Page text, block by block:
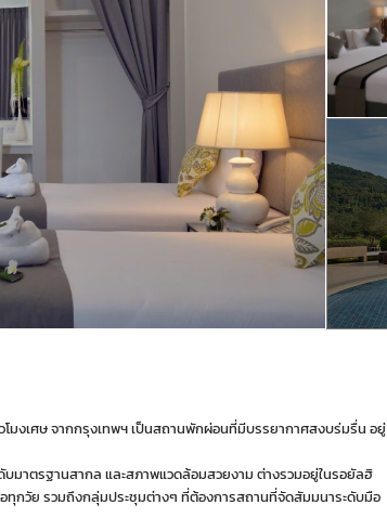
งเศษ จากกรุงเทพฯ เป็นสถานพักผ่อนที่มีบรรยากาศสงบร่มรื่น อยู่
าตรฐานสากล และสภาพแวดล้อมสวยงาม ต่างรวมอยู่ในรอยัลฮิ
กวัย รวมถึงกลุ่มประชุมต่างๆ ที่ต้องการสถานที่จัดสัมมนาระดับมือ